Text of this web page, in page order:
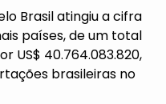
Brasil atingiu a cifra
países, de um total
US$ 40.764.083.820,
brasileiras no